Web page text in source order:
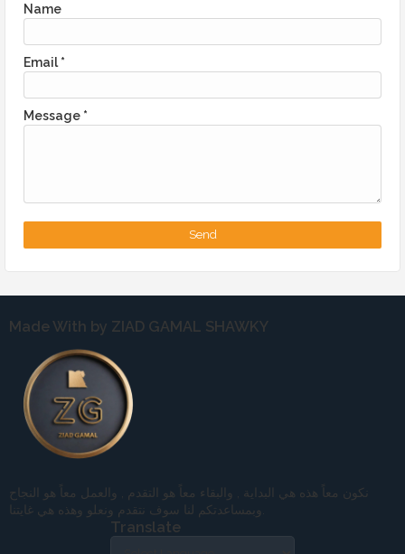
Name
Email *
Message *
Made With by ZIAD GAMAL SHAWKY
نكون معاً هذه هي البداية , والبقاء معاً هو التقدم , والعمل معاً هو النجاح
Translate